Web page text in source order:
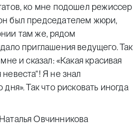
ко мне подошел режиссер
был председателем жюри,
там же, рядом
приглашения ведущего. Так
и сказал: «Какая красивая
Я не знал
Так что рисковать иногда
Овчинникова